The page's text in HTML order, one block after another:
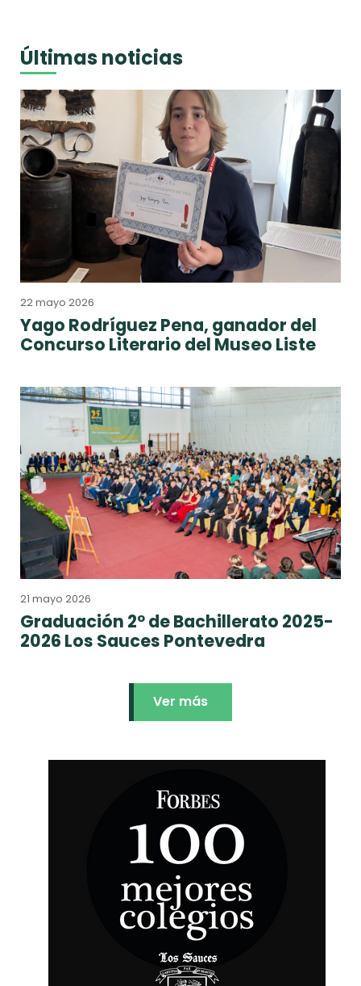
Últimas noticias
22 mayo 2026
Yago Rodríguez Pena, ganador del
Concurso Literario del Museo Liste
21 mayo 2026
Graduación 2º de Bachillerato 2025-
2026 Los Sauces Pontevedra
Ver más